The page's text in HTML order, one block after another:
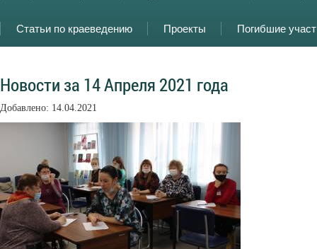
Статьи по краеведению Проекты Погибшие
Новости за 14 Апреля 2021 года
Добавлено: 14.04.2021